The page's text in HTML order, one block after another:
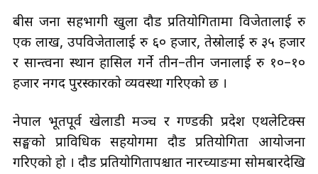
बीस जना सहभागी खुला दौड प्रतियोगितामा विजेतालाई रु
एक लाख, उपविजेतालाई रु ६० हजार, तेस्रोलाई रु ३५ हजार
र सान्त्वना स्थान हासिल गर्ने तीन–तीन जनालाई रु १०–१०
हजार नगद पुरस्कारको व्यवस्था गरिएको छ ।
नेपाल भूतपूर्व खेलाडी मञ्च र गण्डकी प्रदेश एथलेटिक्स
सङ्घको प्राविधिक सहयोगमा दौड प्रतियोगिता आयोजना
गरिएको हो । दौड प्रतियोगितापश्चात नारच्याङमा सोमबारदेखि